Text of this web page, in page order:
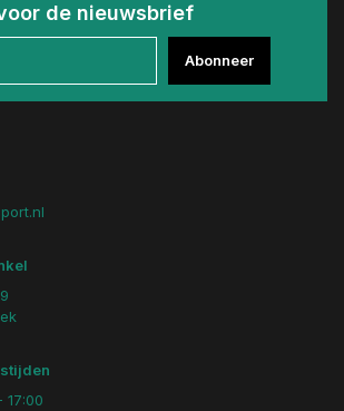
de nieuwsbrief
Abonneer
17:00